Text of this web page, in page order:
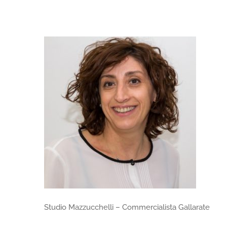
Studio Mazzucchelli – Commercialista Gallarate